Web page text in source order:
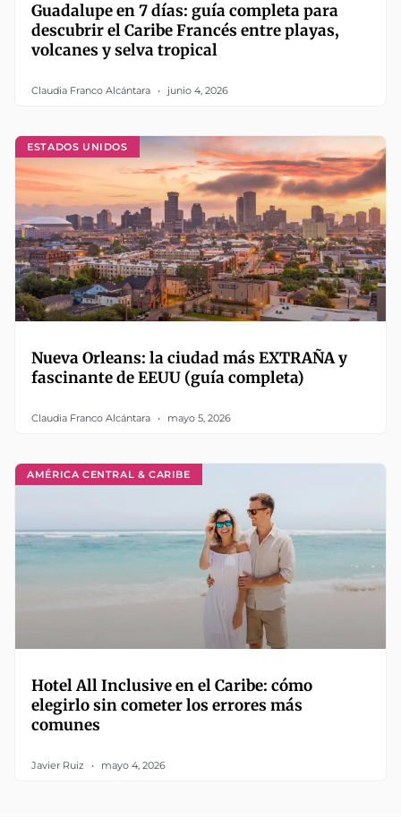
Guadalupe en 7 días: guía completa para
descubrir el Caribe Francés entre playas,
volcanes y selva tropical
Claudia Franco Alcántara junio 4, 2026
ESTADOS UNIDOS
Nueva Orleans: la ciudad más EXTRAÑA y
fascinante de EEUU (guía completa)
Claudia Franco Alcántara mayo 5, 2026
AMÉRICA CENTRAL & CARIBE
Hotel All Inclusive en el Caribe: cómo
elegirlo sin cometer los errores más
comunes
Javier Ruiz mayo 4, 2026